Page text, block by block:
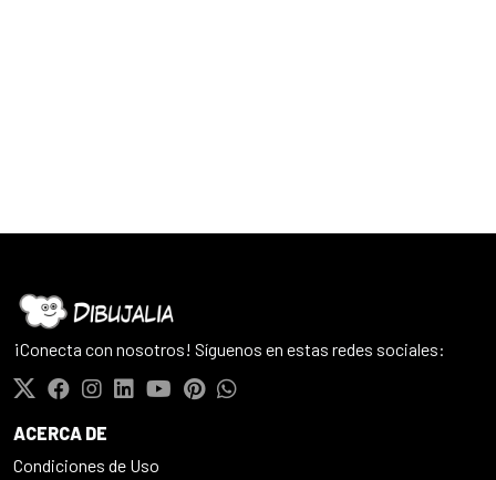
¡Conecta con nosotros! Síguenos en estas redes sociales:
ACERCA DE
Condiciones de Uso